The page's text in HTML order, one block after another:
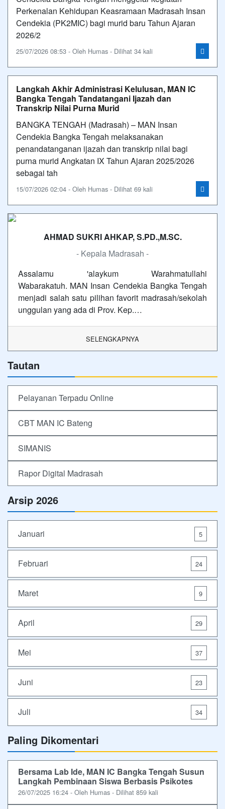
Perkenalan Kehidupan Keasramaan Madrasah Insan
Cendekia (PK2MIC) bagi murid baru Tahun Ajaran
2026/2
25/07/2026 08:53 - Oleh Humas - Dilihat 34 kali
Langkah Akhir Administrasi Kelulusan, MAN IC
Bangka Tengah Tandatangani Ijazah dan
Transkrip Nilai Purna Murid
BANGKA TENGAH (Madrasah) – MAN Insan
Cendekia Bangka Tengah melaksanakan
penandatanganan ijazah dan transkrip nilai bagi
purna murid Angkatan IX Tahun Ajaran 2025/2026
sebagai tah
15/07/2026 02:04 - Oleh Humas - Dilihat 69 kali
AHMAD SUKRI AHKAP, S.PD.,M.SC.
- Kepala Madrasah -
Assalamu 'alaykum Warahmatullahi
Wabarakatuh. MAN Insan Cendekia Bangka Tengah
menjadi salah satu pilihan favorit madrasah/sekolah
unggulan yang ada di Prov. Kep.…
SELENGKAPNYA
Tautan
Pelayanan Terpadu Online
CBT MAN IC Bateng
SIMANIS
Rapor Digital Madrasah
Arsip 2026
Januari 5
Februari 24
Maret 9
April 29
Mei 37
Juni 23
Juli 34
Paling Dikomentari
Bersama Lab Ide, MAN IC Bangka Tengah Susun
Langkah Pembinaan Siswa Berbasis Psikotes
26/07/2025 16:24 - Oleh Humas - Dilihat 859 kali